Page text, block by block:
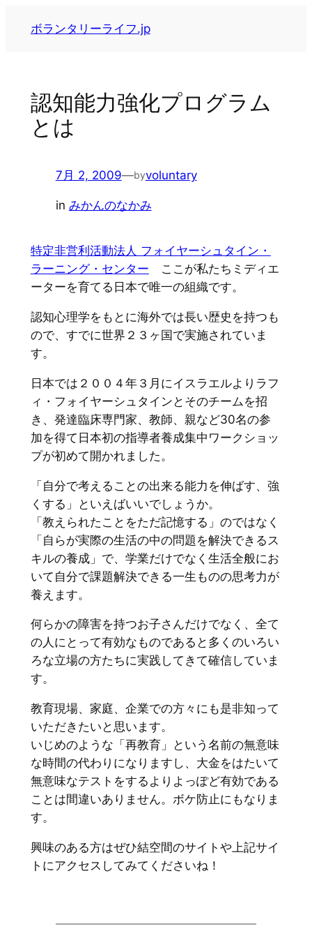
ボランタリーライフ.jp
認知能力強化プログラム
とは
7月 2, 2009—byvoluntary
in みかんのなかみ
特定非営利活動法人 フォイヤーシュタイン・
ラーニング・センター ここが私たちミディエ
ーターを育てる日本で唯一の組織です。
認知心理学をもとに海外では長い歴史を持つも
ので、すでに世界２３ヶ国で実施されていま
す。
日本では２００４年３月にイスラエルよりラフ
ィ・フォイヤーシュタインとそのチームを招
き、発達臨床専門家、教師、親など30名の参
加を得て日本初の指導者養成集中ワークショッ
プが初めて開かれました。
「自分で考えることの出来る能力を伸ばす、強
くする」といえばいいでしょうか。
「教えられたことをただ記憶する」のではなく
「自らが実際の生活の中の問題を解決できるス
キルの養成」で、学業だけでなく生活全般にお
いて自分で課題解決できる一生ものの思考力が
養えます。
何らかの障害を持つお子さんだけでなく、全て
の人にとって有効なものであると多くのいろい
ろな立場の方たちに実践してきて確信していま
す。
教育現場、家庭、企業での方々にも是非知って
いただきたいと思います。
いじめのような「再教育」という名前の無意味
な時間の代わりになりますし、大金をはたいて
無意味なテストをするよりよっぽど有効である
ことは間違いありません。ボケ防止にもなりま
す。
興味のある方はぜひ結空間のサイトや上記サイ
トにアクセスしてみてくださいね！